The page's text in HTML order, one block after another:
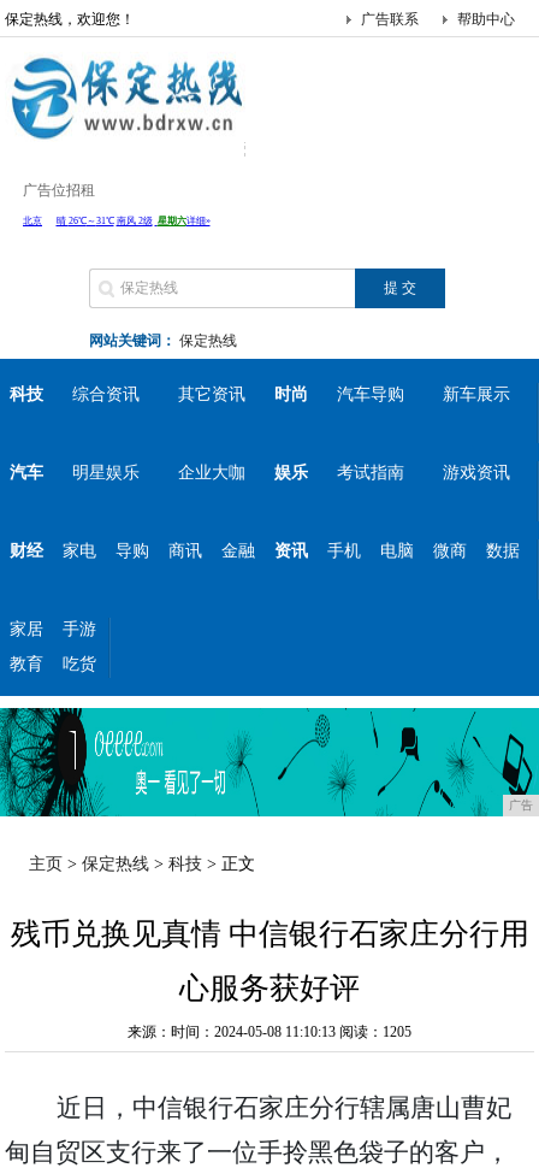
保定热线，欢迎您！ 帮助中心
广告联系
广告位招租
网站关键词： 保定热线
科技 综合资讯 其它资讯 时尚 汽车导购 新车展示
汽车 明星娱乐 企业大咖 娱乐 考试指南 游戏资讯
财经 家电 导购 商讯 金融 资讯 手机 电脑 微商 数据
家居
手游
教育
吃货
广告
主页 >保定热线 >科技 > 正文
残币兑换见真情 中信银行石家庄分行用
心服务获好评
来源：时间：2024-05-08 11:10:13 阅读：1205
近日，中信银行石家庄分行辖属唐山曹妃
甸自贸区支行来了一位手拎黑色袋子的客户，